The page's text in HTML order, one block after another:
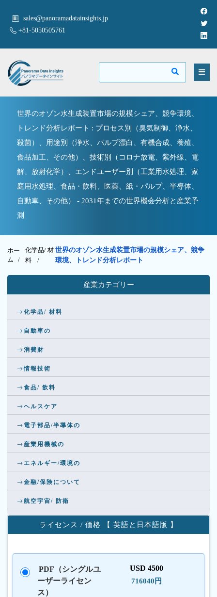
sales@panoramadatainsights.jp
+81-5050505761
世界のオゾン水生成装置市場の規模シェア、競争環境、
トレンド分析レポート : プロセス別（臭気制御、浄水、
殺菌）、用途別（浄水、パルプ漂白、有機合成、養殖、
食品加工、その他）、技術別（コロナ放電、紫外線、電
解、放射化学）、エンドユーザー別（工業用水処理、家
庭用水処理、食品・飲料、医薬、紙・パルプ、半導体、
自動車、その他） - 2031年までの世界機会分析と産業予
測
ホー
ム /
化学品/ 材
料 /
世界のオゾン水生成装置市場の規模シェア、競争
環境、トレンド分析レポート
産業カテゴリー
化学品/ 材料
自動車の
消費財
情報技術
食品/ 飲料
ヘルスケア
電子部品/半導体の
産業用機械の
エネルギー/環境の
金融/保険について
航空宇宙/ 防衛
ライセンス / 価格 【 英語と日本語版 】
PDF（シングルユ
ーザーライセン
ス）
USD 4500
716040円